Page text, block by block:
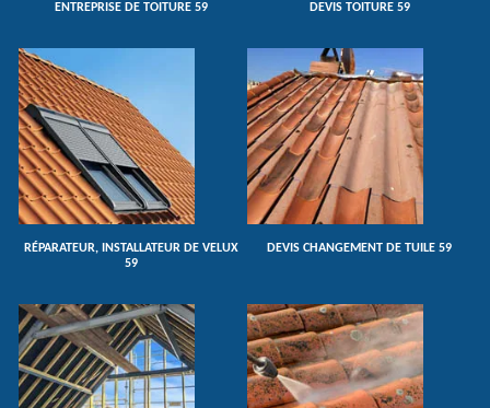
ENTREPRISE DE TOITURE 59 DEVIS TOITURE 59
RÉPARATEUR, INSTALLATEUR DE VELUX
59
DEVIS CHANGEMENT DE TUILE 59